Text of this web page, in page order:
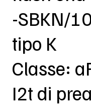
-SBKN/
tipo K
Classe:
I2t di